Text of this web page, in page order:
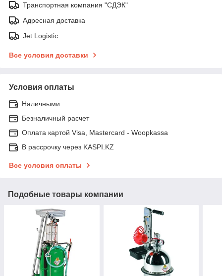
Транспортная компания "СДЭК"
Адресная доставка
Jet Logistic
Все условия доставки
Условия оплаты
Наличными
Безналичный расчет
Оплата картой Visa, Mastercard - Woopkassa
В рассрочку через KASPI.KZ
Все условия оплаты
Подобные товары компании